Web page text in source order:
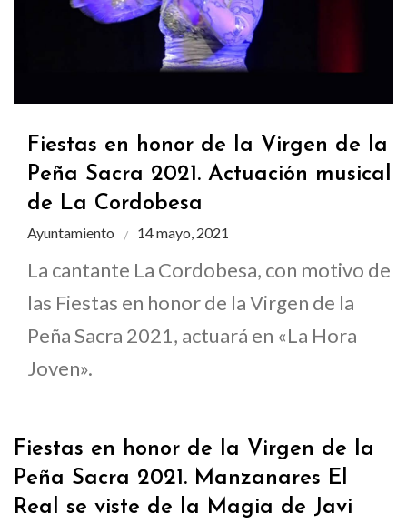
Fiestas en honor de la Virgen de la
Peña Sacra 2021. Actuación musical
de La Cordobesa
Ayuntamiento 14 mayo, 2021
La cantante La Cordobesa, con motivo de
las Fiestas en honor de la Virgen de la
Peña Sacra 2021, actuará en «La Hora
Joven».
Fiestas en honor de la Virgen de la
Peña Sacra 2021. Manzanares El
Real se viste de la Magia de Javi